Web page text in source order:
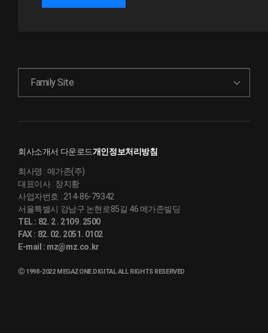
Family Site
회사소개서 다운로드개인정보처리방침
회사명 : 메가존(주)
대표이사 : 장지황
사업자번호 : 214-86-79342
서울특별시 강남구 논현로85길 46 메가존빌딩
TEL : 82. 2 . 2109. 2500
FAX : 82. 02. 2051. 0102
E-mail : mz@mz.co.kr
Ⓒ 1998-2022 MEGAZONE.DIGITAL ALL RIGHTS RESERVED